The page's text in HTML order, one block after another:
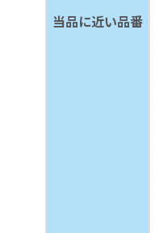
当品に近い品番